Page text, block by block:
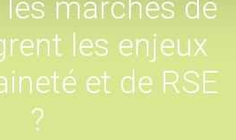
marchés de
les enjeux
et de RSE
?